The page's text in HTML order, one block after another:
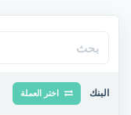
البنك اختر العملة